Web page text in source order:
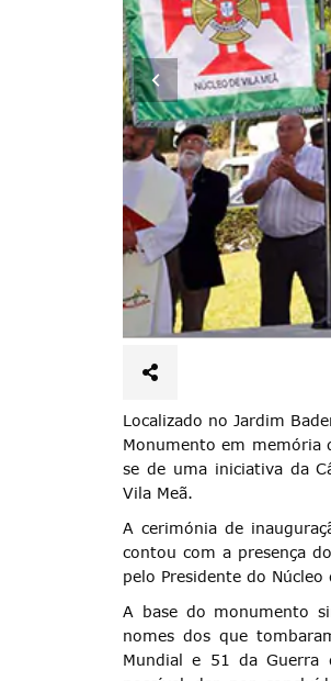
Termo
Localizado no Jardim
Monumento em memória
se de uma iniciativa da
Vila Meã.
A cerimónia de
contou com a presença
pelo Presidente do
A base do monumento
nomes dos que
Mundial e 51 da Guerra